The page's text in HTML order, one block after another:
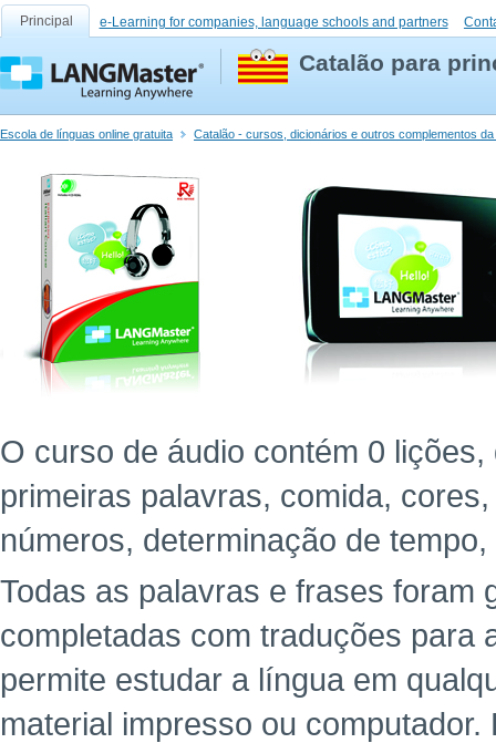
Principal e-Learning for companies, language schools and partners
Catalão para
Escola de línguas online gratuita Catalão - cursos, dicionários e outros complementos da
O curso de áudio contém 0
primeiras palavras, comida,
números, determinação de
Todas as palavras e frases foram
completadas com traduções para
permite estudar a língua em
material impresso ou